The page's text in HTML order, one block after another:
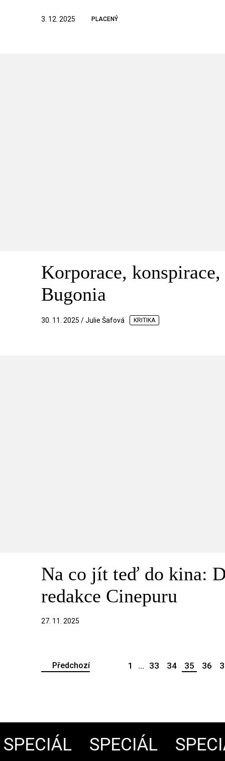
3. 12. 2025 PLACENÝ
Korporace,
Bugonia
30. 11. 2025 / Julie Šafová KRITIKA
Na co jít teď do kina:
redakce Cinepuru
27. 11. 2025
Předchozí 1 ... 33 34 35 36
SPECIÁL